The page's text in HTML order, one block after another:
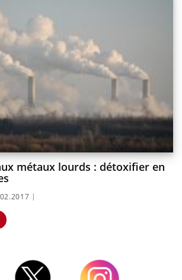
métaux lourds : détoxifier en
|